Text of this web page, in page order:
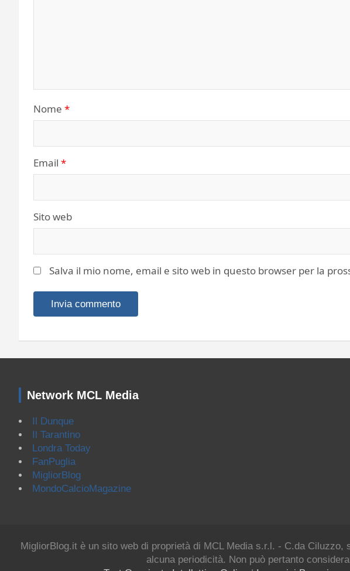
Nome *
Email *
Sito web
Salva il mio nome, email e sito web in questo browser per la
Network MCL Media
Il Dunque
Il Tarantino
Londra Today
FanPuglia
MigliorBlog
MondoCalcioMagazine
MigliorBlog.it è un sito web di proprietà di MCL Media s.r.l. - C.da
alcuna periodicità. Non può pertanto